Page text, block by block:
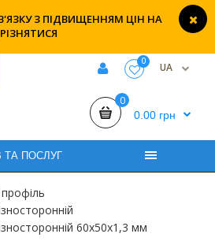
З ПІДВИЩЕННЯМ ЦІН НА
0 UA
0
0.00 грн
ТА ПОСЛУГ
60х50х1,3 мм